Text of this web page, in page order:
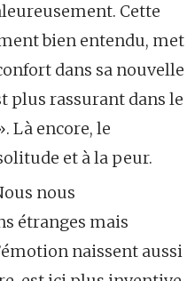
Cette
bien entendu, met
dans sa nouvelle
plus rassurant dans le
Là encore, le
et à la peur.
nous
étranges mais
naissent aussi